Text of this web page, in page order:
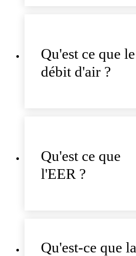
Qu'est ce que le
débit d'air ?
Qu'est ce que
l'EER ?
Qu'est-ce que la